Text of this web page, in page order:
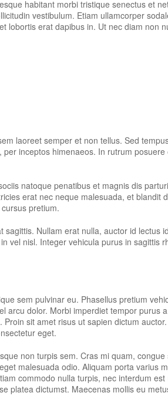
habitant morbi tristique senectus et
vestibulum. Etiam ullamcorper
lobortis erat dapibus in. Ut nec diam non
laoreet semper et non tellus. Sed
inceptos himenaeos. In rutrum posuere
natoque penatibus et magnis dis
erat nec neque malesuada, et blandit
pretium.
Nullam erat nulla, auctor id lectus
vel nisl. Integer vehicula purus in sagittis
sem pulvinar eu. Phasellus pretium
arcu dolor. Morbi imperdiet tempor purus
sit amet risus ut sapien dictum
eget.
non turpis sem. Cras mi quam, congue
malesuada odio. Aliquam porta varius
commodo nulla turpis, nec interdum
platea dictumst. Maecenas mollis eu